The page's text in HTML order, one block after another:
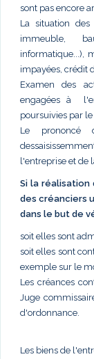
sont pas encore
La situation
immeuble,
informatique...),
impayées, crédit
Examen des
engagées à
poursuivies par
Le prononcé
l'entreprise et de
Si la
des créanciers
dans le but de
soit elles sont
soit elles sont
exemple sur le
Les créances
Juge
d'ordonnance.
Les biens de